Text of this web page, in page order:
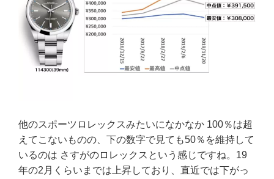
他のスポーツロレックスみたいになかなか 100％は超
えてこないものの、下の数字で見ても50％を維持して
いるのは さすがのロレックスという感じですね。19
年の2月くらいまでは上昇しており、直近では下がっ